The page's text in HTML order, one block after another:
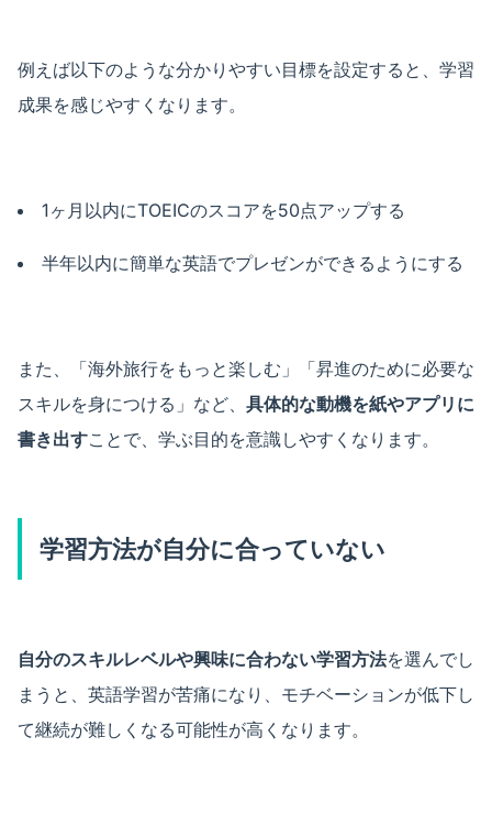
例えば以下のような分かりやすい目標を設定すると、学習
成果を感じやすくなります。
1ヶ月以内にTOEICのスコアを50点アップする
半年以内に簡単な英語でプレゼンができるようにする
また、「海外旅行をもっと楽しむ」「昇進のために必要な
スキルを身につける」など、 具体的な動機を紙やアプリに
書き出すことで、学ぶ目的を意識しやすくなります。
学習方法が自分に合っていない
自分のスキルレベルや興味に合わない学習方法を選んでし
まうと、英語学習が苦痛になり、モチベーションが低下し
て継続が難しくなる可能性が高くなります。